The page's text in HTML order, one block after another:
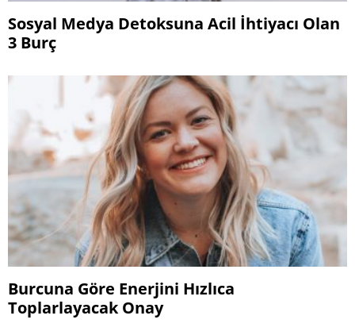
Sosyal Medya Detoksuna Acil İhtiyacı Olan
3 Burç
Burcuna Göre Enerjini Hızlıca
Toplarlayacak Onay